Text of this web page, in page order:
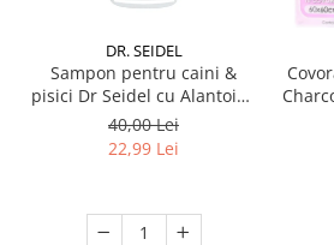
DR. SEIDEL
Sampon pentru caini &
pisici Dr Seidel cu Alantoina
220 ml
40,00 Lei
22,99 Lei